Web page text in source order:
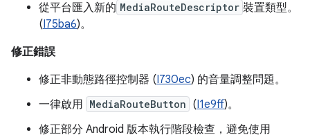
從平台匯入新的 MediaRouteDescriptor 裝置類型。
(I75ba6)。
修正錯誤
修正非動態路徑控制器 (I730ec) 的音量調整問題。
一律啟用 MediaRouteButton (I1e9ff)。
修正部分 Android 版本執行階段檢查，避免使用